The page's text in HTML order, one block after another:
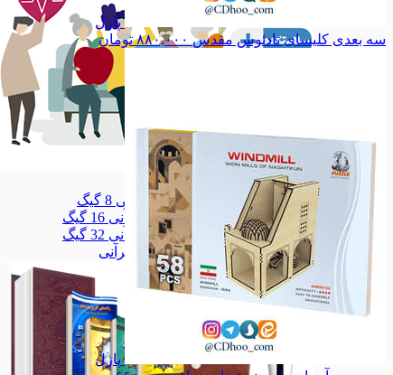
سلامتکده سلامتکده
قلم قرآنی 8 گیگ
قلم قرآنی 8 گیگ
قلم قرآنی 16 گیگ
قلم قرآنی 16 گیگ
قلم قرآنی 32 گیگ
قلم قرآنی 32 گیگ
همه دسته بندی های قلم قرآنی
پازل
سه بعدی کلیسای تادئوس مقدس ۸۸۰,۰۰۰تومان
پازل